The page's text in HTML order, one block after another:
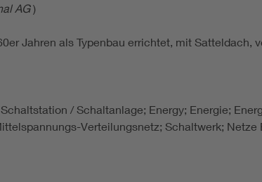
AG)
Jahren als Typenbau errichtet, mit Satteldach,
/ Schaltanlage; Energy; Energie;
Verteilungsnetz; Schaltwerk; Netze